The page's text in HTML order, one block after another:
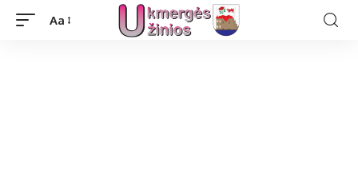
Aa